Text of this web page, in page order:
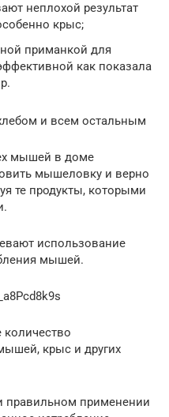
неплохой результат
крыс;
приманкой для
как показала
и всем остальным
мышей в доме
мышеловку и верно
те продукты, которыми
использование
мышей.
количество
крыс и других
правильном применении